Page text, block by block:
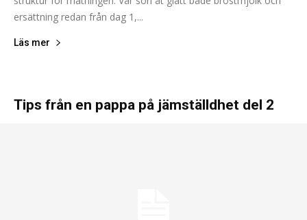
ersättning redan från dag 1,...
Läs mer
Tips från en pappa på jämställdhet del 2